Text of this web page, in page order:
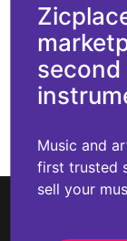
second
Music and
first trusted
sell your